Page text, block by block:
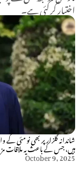
اختیار کر گئی ہے۔
شاندانہ گلزار پر بھی نو مئی
ہیں، جس کے باعث یہ ملاقات
October 9, 2025